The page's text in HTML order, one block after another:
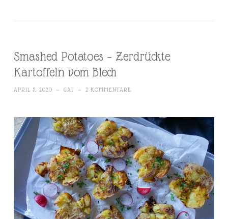
Smashed Potatoes – Zerdrückte
Kartoffeln vom Blech
APRIL 5, 2020 ~ CAT ~ 2 KOMMENTARE